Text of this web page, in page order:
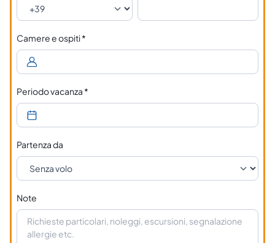
Camere e ospiti*
Periodo vacanza*
Partenza da
Note